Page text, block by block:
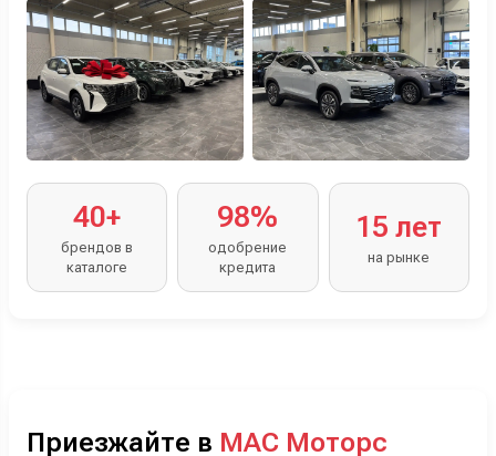
40+
брендов в
каталоге
98%
одобрение
кредита
15 лет
на рынке
Приезжайте в МАС Моторс